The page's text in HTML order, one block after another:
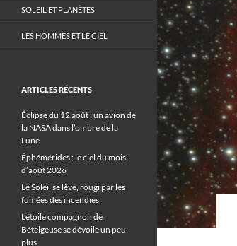
SOLEIL ET PLANÈTES
LES HOMMES ET LE CIEL
ARTICLES RÉCENTS
Éclipse du 12 août : un avion de
la NASA dans l’ombre de la
Lune
Éphémérides : le ciel du mois
d’août 2026
Le Soleil se lève, rougi par les
fumées des incendies
L’étoile compagnon de
Bételgeuse se dévoile un peu
plus